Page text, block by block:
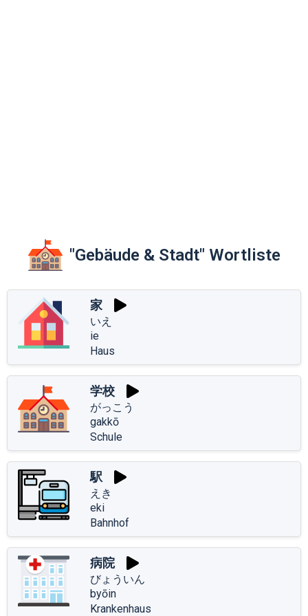
"Gebäude & Stadt" Wortliste
家
いえ
ie
Haus
学校
がっこう
gakkō
Schule
駅
えき
eki
Bahnhof
病院
びょういん
byōin
Krankenhaus